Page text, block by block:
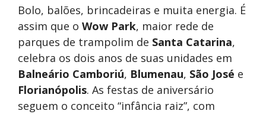
Bolo, balões, brincadeiras e muita energia. É
assim que o Wow Park, maior rede de
parques de trampolim de Santa Catarina,
celebra os dois anos de suas unidades em
Balneário Camboriú, Blumenau, São José e
Florianópolis. As festas de aniversário
seguem o conceito “infância raiz”, com